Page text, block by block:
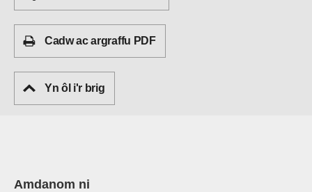
Cadw ac argraffu PDF
Yn ôl i'r brig
Amdanom ni